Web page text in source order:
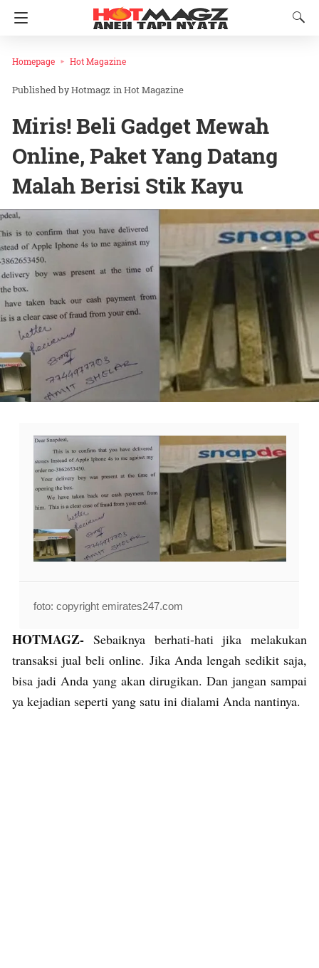
Homepage Hot Magazine
Hotmagz inHot Magazine
Miris! Beli Gadget Mewah
Online, Paket Yang Datang
Malah Berisi Stik Kayu
foto: copyright emirates247.com
HOTMAGZ- Sebaiknya berhati-hati jika melakukan
transaksi jual beli online. Jika Anda lengah sedikit saja,
bisa jadi Anda yang akan dirugikan. Dan jangan sampai
ya kejadian seperti yang satu ini dialami Anda nantinya.